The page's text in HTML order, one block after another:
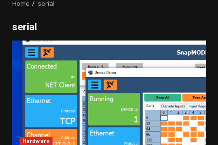
Home serial
serial
Hardware